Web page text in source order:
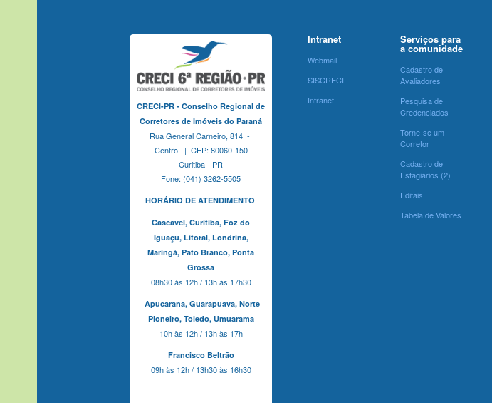
CRECI-PR - Conselho Regional de
Corretores de Imóveis do Paraná
Rua General Carneiro, 814 -
Centro | CEP: 80060-150
Curitiba - PR
Fone: (041) 3262-5505
HORÁRIO DE ATENDIMENTO
Cascavel, Curitiba, Foz do
Iguaçu, Litoral, Londrina,
Maringá, Pato Branco, Ponta
Grossa
08h30 às 12h / 13h às 17h30
Apucarana, Guarapuava, Norte
Pioneiro, Toledo, Umuarama
10h às 12h / 13h às 17h
Francisco Beltrão
09h às 12h / 13h30 às 16h30
Intranet
Webmail
SISCRECI
Intranet
Serviços para
a comunidade
Cadastro de
Avaliadores
Pesquisa de
Credenciados
Torne-se um
Corretor
Cadastro de
Estagiários (2)
Editais
Tabela de Valores